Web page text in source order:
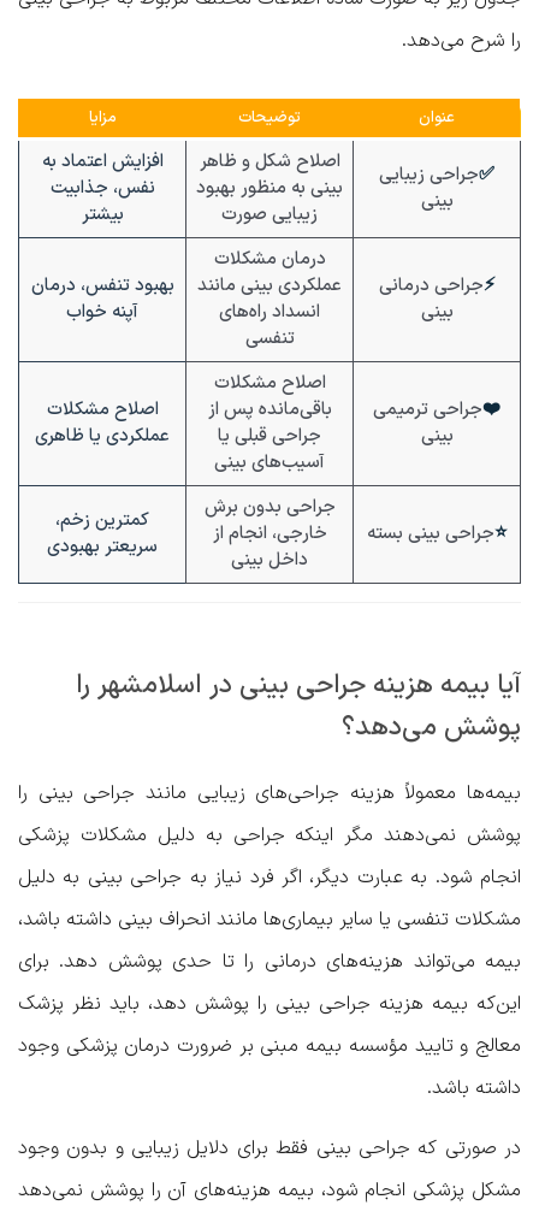
را شرح می‌دهد.
عنوان توضیحات مزایا
✅جراحی زیبایی
بینی
اصلاح شکل و ظاهر
بینی به منظور بهبود
زیبایی صورت
افزایش اعتماد به
نفس، جذابیت
بیشتر
⚡جراحی درمانی
بینی
درمان مشکلات
عملکردی بینی مانند
انسداد راه‌های
تنفسی
بهبود تنفس، درمان
آپنه خواب
❤️جراحی ترمیمی
بینی
اصلاح مشکلات
باقی‌مانده پس از
جراحی قبلی یا
آسیب‌های بینی
اصلاح مشکلات
عملکردی یا ظاهری
⭐جراحی بینی بسته
جراحی بدون برش
خارجی، انجام از
داخل بینی
کمترین زخم،
سریعتر بهبودی
آیا بیمه هزینه جراحی بینی در اسلامشهر را
پوشش می‌دهد؟
بیمه‌ها معمولاً هزینه جراحی‌های زیبایی مانند جراحی بینی را
پوشش نمی‌دهند مگر اینکه جراحی به دلیل مشکلات پزشکی
انجام شود. به عبارت دیگر، اگر فرد نیاز به جراحی بینی به دلیل
مشکلات تنفسی یا سایر بیماری‌ها مانند انحراف بینی داشته باشد،
بیمه می‌تواند هزینه‌های درمانی را تا حدی پوشش دهد. برای
این‌که بیمه هزینه جراحی بینی را پوشش دهد، باید نظر پزشک
معالج و تایید مؤسسه بیمه مبنی بر ضرورت درمان پزشکی وجود
داشته باشد.
در صورتی که جراحی بینی فقط برای دلایل زیبایی و بدون وجود
مشکل پزشکی انجام شود، بیمه هزینه‌های آن را پوشش نمی‌دهد